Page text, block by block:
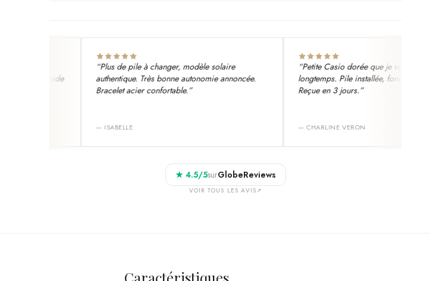
Plus de pile à changer, modèle solaire
authentique. Très bonne autonomie annoncée.
Bracelet acier confortable.”
ISABELLE
Petite Casio dorée que je voulais depuis
longtemps. Pile installée, fonctionne nickel.
Reçue en 3 jours.”
CHARLINE VERON
★ 4.5/5surGlobeReviews
VOIR TOUS LES AVIS↗